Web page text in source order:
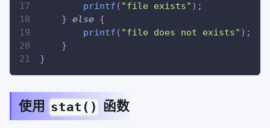
printf ( "file exists" ) ;
} else {
printf ( "file does not exists" ) ;
}
}
使用 stat() 函数